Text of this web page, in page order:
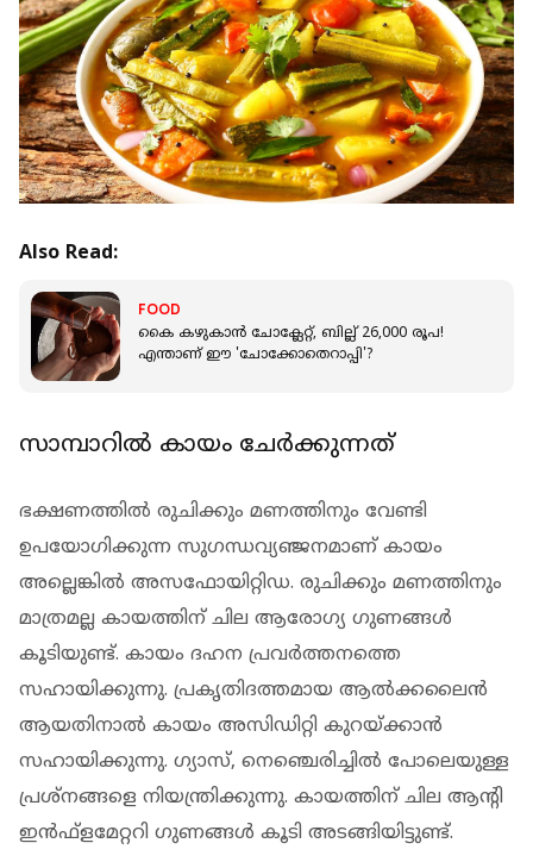
Also Read:
FOOD
കൈ കഴുകാൻ ചോക്ലേറ്റ്, ബില്ല് 26,000 രൂപ!
എന്താണ് ഈ 'ചോക്കോതെറാപ്പി'?
സാമ്പാറില്‍ കായം ചേര്‍ക്കുന്നത്
ഭക്ഷണത്തില്‍ രുചിക്കും മണത്തിനും വേണ്ടി
ഉപയോഗിക്കുന്ന സുഗന്ധവ്യഞ്ജനമാണ് കായം
അല്ലെങ്കില്‍ അസഫോയിറ്റിഡ. രുചിക്കും മണത്തിനും
മാത്രമല്ല കായത്തിന് ചില ആരോഗ്യ ഗുണങ്ങള്‍
കൂടിയുണ്ട്. കായം ദഹന പ്രവര്‍ത്തനത്തെ
സഹായിക്കുന്നു. പ്രകൃതിദത്തമായ ആല്‍ക്കലൈന്‍
ആയതിനാല്‍ കായം അസിഡിറ്റി കുറയ്ക്കാന്‍
സഹായിക്കുന്നു. ഗ്യാസ്, നെഞ്ചെരിച്ചില്‍ പോലെയുള്ള
പ്രശ്‌നങ്ങളെ നിയന്ത്രിക്കുന്നു. കായത്തിന് ചില ആന്റി
ഇന്‍ഫ്‌ളമേറ്ററി ഗുണങ്ങള്‍ കൂടി അടങ്ങിയിട്ടുണ്ട്.